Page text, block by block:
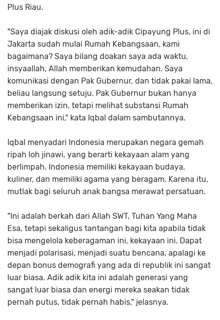
Plus Riau.
"Saya diajak diskusi oleh adik-adik Cipayung Plus, ini di
Jakarta sudah mulai Rumah Kebangsaan, kami
bagaimana? Saya bilang doakan saya ada waktu,
insyaallah, Allah memberikan kemudahan. Saya
komunikasi dengan Pak Gubernur, dan tidak pakai lama,
beliau langsung setuju. Pak Gubernur bukan hanya
memberikan izin, tetapi melihat substansi Rumah
Kebangsaan ini," kata Iqbal dalam sambutannya.
Iqbal menyadari Indonesia merupakan negara gemah
ripah loh jinawi, yang berarti kekayaan alam yang
berlimpah. Indonesia memiliki kekayaan budaya,
kuliner, dan memiliki agama yang beragam. Karena itu,
mutlak bagi seluruh anak bangsa merawat persatuan.
"Ini adalah berkah dari Allah SWT, Tuhan Yang Maha
Esa, tetapi sekaligus tantangan bagi kita apabila tidak
bisa mengelola keberagaman ini, kekayaan ini. Dapat
menjadi polarisasi, menjadi suatu bencana, apalagi ke
depan bonus demografi yang ada di republik ini sangat
luar biasa. Adik adik kita ini adalah generasi yang
sangat luar biasa dan energi mereka seakan tidak
pernah putus, tidak pernah habis," jelasnya.